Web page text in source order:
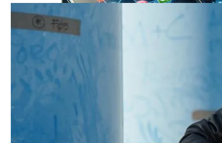
Военные Рельсы Спасут Британскую
Индия Не Будет Спрашивать
Киевлянам Рассказали О Самых